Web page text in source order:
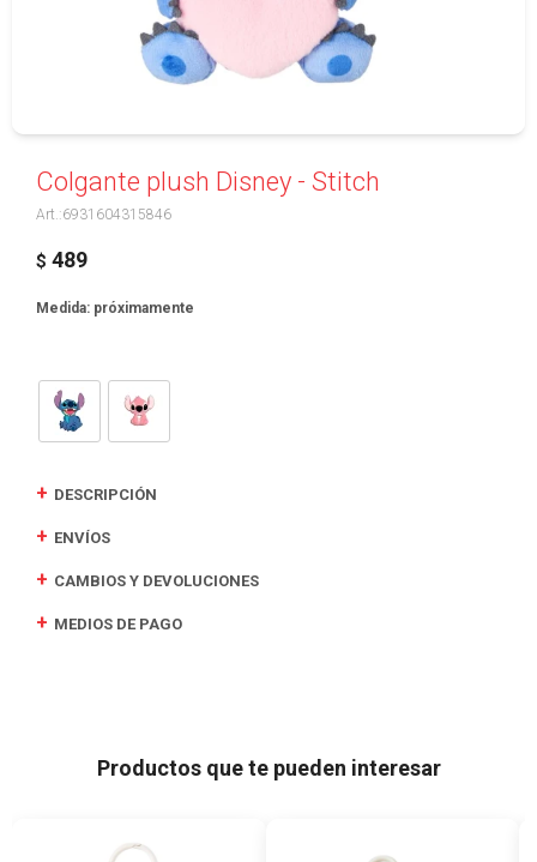
Colgante plush Disney - Stitch
6931604315846
$ 489
Medida: próximamente
DESCRIPCIÓN
ENVÍOS
CAMBIOS Y DEVOLUCIONES
MEDIOS DE PAGO
Productos que te pueden interesar